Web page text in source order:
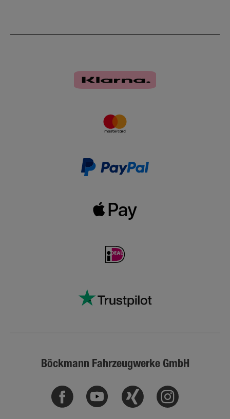
Böckmann Fahrzeugwerke GmbH
Facebook Youtube Xing Instagram